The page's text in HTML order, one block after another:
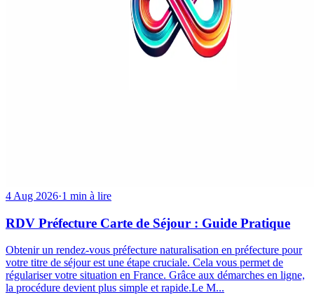
4 Aug 2026·1 min à lire
RDV Préfecture Carte de Séjour : Guide Pratique
Obtenir un rendez-vous préfecture naturalisation en préfecture pour
votre titre de séjour est une étape cruciale. Cela vous permet de
régulariser votre situation en France. Grâce aux démarches en ligne,
la procédure devient plus simple et rapide.Le M...